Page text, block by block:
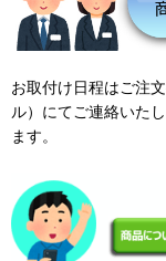
お取付け日程はご注
ル）にてご連絡いた
ます。